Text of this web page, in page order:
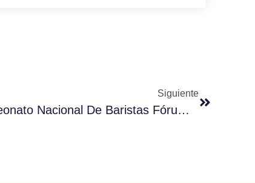
Siguiente
Dossier Interactivo X Campeonato Nacional De Baristas Fórum Café